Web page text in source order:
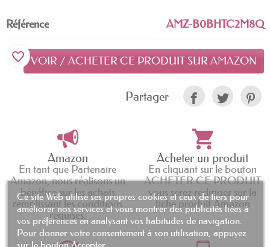
Référence AMZ-B0BHTC2M8Q
VOIR / ACHETER CE PRODUIT SUR AMAZON
favorite_border
Partager
Amazon
En tant que Partenaire
Amazon, nous réalisons un
bénéfice sur les achats
remplissant les conditions
requises.
Acheter un produit
En cliquant sur le bouton
ACHETER CE PRODUIT
vous serez rediriger sur la
fiche produit Amazon
Ce site Web utilise ses propres cookies et ceux de tiers pour
améliorer nos services et vous montrer des publicités liées à
vos préférences en analysant vos habitudes de navigation.
Pour donner votre consentement à son utilisation, appuyez
sur le bouton Accepter.